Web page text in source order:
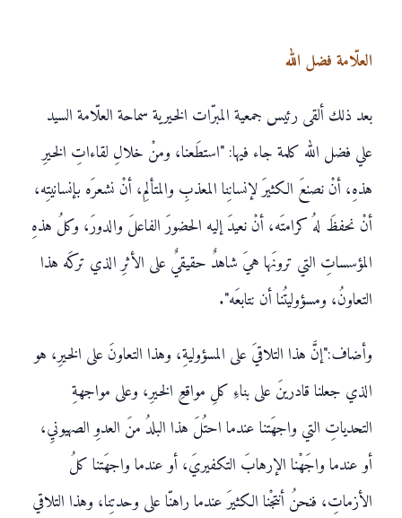
العلّامة فضل الله
بعد ذلك ألقى رئيس جمعية المبرّات الخيرية سماحة العلّامة السيد
علي فضل الله كلمة جاء فيها: "استطَعنا، ومنْ خلالِ لقاءاتِ الخيرِ
هذهِ، أنْ نصنعَ الكثيرَ لإنسانِنا المعذبِ والمتألمِ، أنْ نشعرَه بإنسانيتِه،
أنْ نحفظَ لهُ كرامتَه، أنْ نعيدَ إليه الحضورَ الفاعلَ والدورَ، وكلُ هذهِ
المؤسساتِ التي ترونَها هيَ شاهدٌ حقيقيٌ على الأثرِ الذي تركَه هذا
التعاونُ، ومسؤوليتُنا أن نتابعَه".
وأضاف:"إنَّ هذا التلاقيَ على المسؤوليةِ، وهذا التعاونَ على الخيرِ، هو
الذي جعلنا قادرينَ على بناءِ كلِ مواقعِ الخيرِ، وعلى مواجهةِ
التحدياتِ التي واجهَتنا عندما احتُلَ هذا البلدُ منَ العدوِ الصهيونيِ،
أو عندما واجَهْنا الإرهابَ التكفيريَ، أو عندما واجهَتنا كلُ
الأزماتِ، فنحنُ أنتجْنا الكثيرَ عندما راهنّا على وحدتِنا، وهذا التلاقي